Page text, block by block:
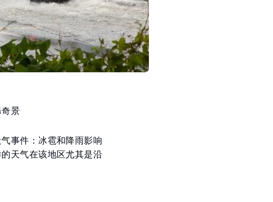
景
事件：冰雹和降雨影响
天气在该地区尤其是沿